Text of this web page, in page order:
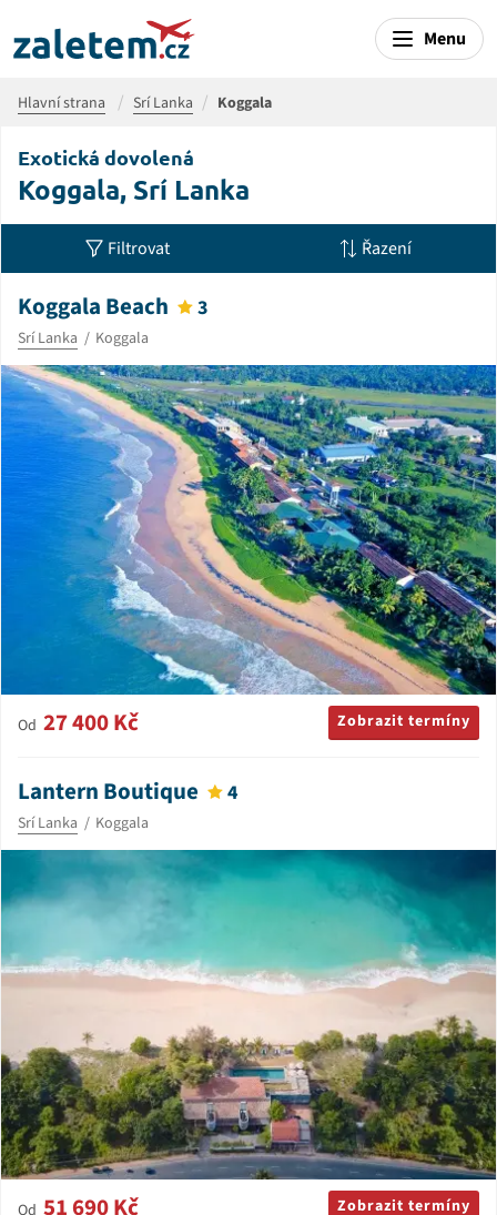
Menu
Hlavní strana Srí Lanka Koggala
Exotická dovolená
Koggala, Srí Lanka
Filtrovat Řazení
Koggala Beach 3
Srí Lanka Koggala
Od 27 400 Kč Zobrazit termíny
Lantern Boutique 4
Srí Lanka Koggala
Od 51 690 Kč Zobrazit termíny